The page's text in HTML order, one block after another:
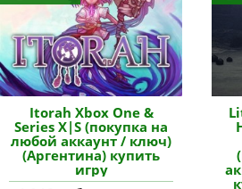
Itorah Xbox One &
Series X|S (покупка на
любой аккаунт / ключ)
(Аргентина) купить
игру